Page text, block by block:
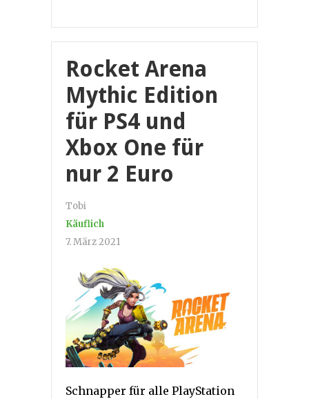
Rocket Arena
Mythic Edition
für PS4 und
Xbox One für
nur 2 Euro
Tobi
Käuflich
7. März 2021
Schnapper für alle PlayStation